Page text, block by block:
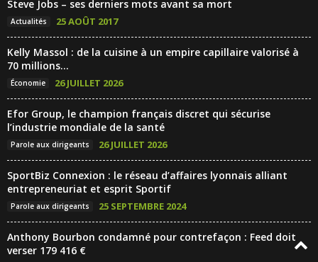
Steve Jobs – ses derniers mots avant sa mort
Actualités 25 AOÛT 2017
Kelly Massol : de la cuisine à un empire capillaire valorisé à
70 millions...
Économie 26 JUILLET 2026
Efor Group, le champion français discret qui sécurise
l’industrie mondiale de la santé
Parole aux dirigeants 26 JUILLET 2026
SportBiz Connexion : le réseau d’affaires lyonnais alliant
entrepreneuriat et esprit Sportif
Parole aux dirigeants 25 SEPTEMBRE 2024
Anthony Bourbon condamné pour contrefaçon : Feed doit
verser 179 416 €